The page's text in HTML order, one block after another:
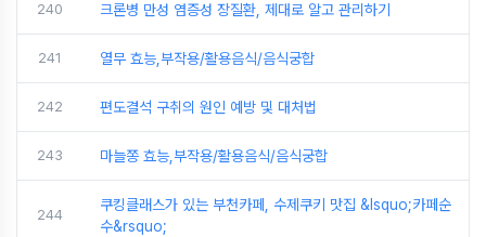
240 크론병 만성 염증성 장질환, 제대로 알고 관리하기
241 열무 효능,부작용/활용음식/음식궁합
242 편도결석 구취의 원인 예방 및 대처법
243 마늘쫑 효능,부작용/활용음식/음식궁합
244
쿠킹클래스가 있는 부천카페, 수제쿠키 맛집 &lsquo;카페순
수&rsquo;